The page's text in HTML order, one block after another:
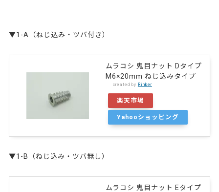
▼1-A（ねじ込み・ツバ付き）
ムラコシ 鬼目ナット Dタイプ
M6×20mm ねじ込みタイプ
created by Rinker
楽天市場
Yahooショッピング
▼1-B（ねじ込み・ツバ無し）
ムラコシ 鬼目ナット Eタイプ